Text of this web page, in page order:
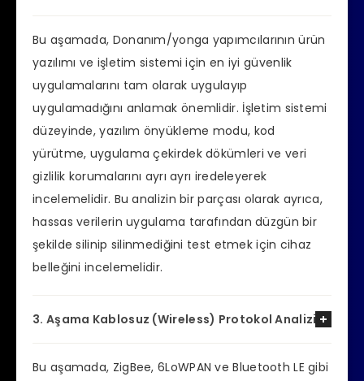
Bu aşamada, Donanım/yonga yapımcılarının ürün
yazılımı ve işletim sistemi için en iyi güvenlik
uygulamalarını tam olarak uygulayıp
uygulamadığını anlamak önemlidir. İşletim sistemi
düzeyinde, yazılım önyükleme modu, kod
yürütme, uygulama çekirdek dökümleri ve veri
gizlilik korumalarını ayrı ayrı iredeleyerek
incelemelidir. Bu analizin bir parçası olarak ayrıca,
hassas verilerin uygulama tarafından düzgün bir
şekilde silinip silinmediğini test etmek için cihaz
belleğini incelemelidir.
3. Aşama Kablosuz (Wireless) Protokol Analizi
Bu aşamada, ZigBee, 6LoWPAN ve Bluetooth LE gibi